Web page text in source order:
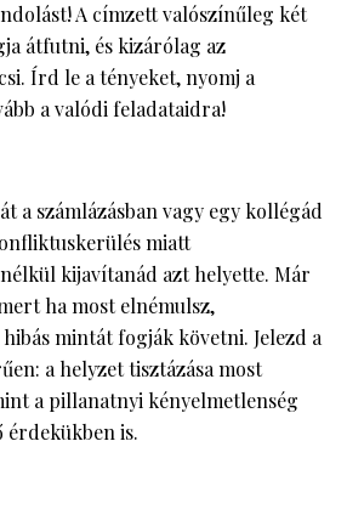
A címzett valószínűleg két
átfutni, és kizárólag az
Írd le a tényeket, nyomj a
a valódi feladataidra!
a számlázásban vagy egy kollégád
miatt
kijavítanád azt helyette. Már
ha most elnémulsz,
mintát fogják követni. Jelezd a
a helyzet tisztázása most
a pillanatnyi kényelmetlenség
érdekükben is.